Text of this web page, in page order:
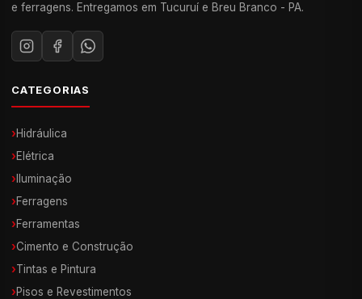
e ferragens. Entregamos em Tucuruí e Breu Branco - PA.
CATEGORIAS
›Hidráulica
›Elétrica
› Iluminação
›Ferragens
›Ferramentas
›Cimento e Construção
›Tintas e Pintura
›Pisos e Revestimentos